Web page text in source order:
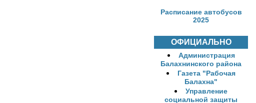
Расписание автобусов
2025
ОФИЦИАЛЬНО
Администрация
Балахнинского района
Газета "Рабочая
Балахна"
Управление
социальной защиты